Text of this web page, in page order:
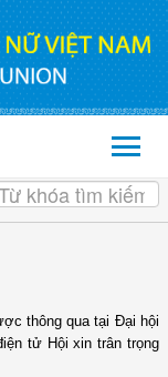
| Đề án 938 nâng
thông qua tại Đại hội
tử Hội xin trân trọng